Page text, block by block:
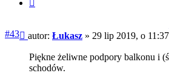
#43 Post
autor: Łukasz » 29 lip 2019, o 11:37
Piękne żeliwne podpory balkonu i
schodów.